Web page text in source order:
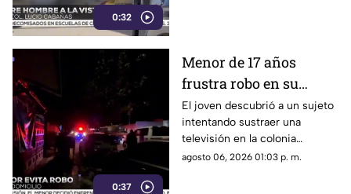
0:32
0:37
Menor de 17 años
frustra robo en su
domicilio de
Cuauhtémoc; resulta
herido de la mano
El joven descubrió a un sujeto
intentando sustraer una
televisión en la colonia
Reforma; tras forcejear con el
agosto 06, 2026 01:03 p. m.